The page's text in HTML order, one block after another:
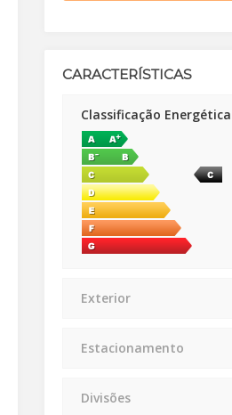
CARACTERÍSTICAS
Classificação Energética
Exterior
Estacionamento
Divisões